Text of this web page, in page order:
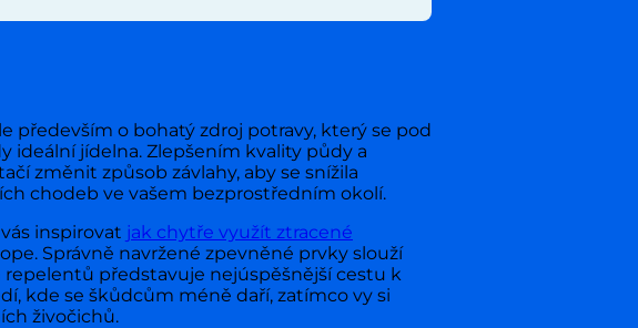
především o bohatý zdroj potravy, který se pod
ideální jídelna. Zlepšením kvality půdy a
změnit způsob závlahy, aby se snížila
chodeb ve vašem bezprostředním okolí.
inspirovat jak chytře využít ztracené
Správně navržené zpevněné prvky slouží
představuje nejúspěšnější cestu k
kde se škůdcům méně daří, zatímco vy si
živočichů.